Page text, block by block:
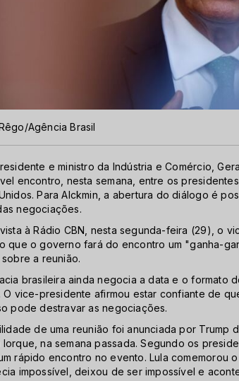
Agência Brasil
e ministro da Indústria e Comércio,
encontro, nesta semana, entre os
Para Alckmin, a abertura do diálogo é
negociações.
à Rádio CBN, nesta segunda-feira (29), o
que o governo fará do encontro um "ganha-
a reunião.
brasileira ainda negocia a data e o formato
vice-presidente afirmou estar confiante de
pode destravar as negociações.
de uma reunião foi anunciada por Trump
Iorque, na semana passada. Segundo os
rápido encontro no evento. Lula comemorou
impossível, deixou de ser impossível e